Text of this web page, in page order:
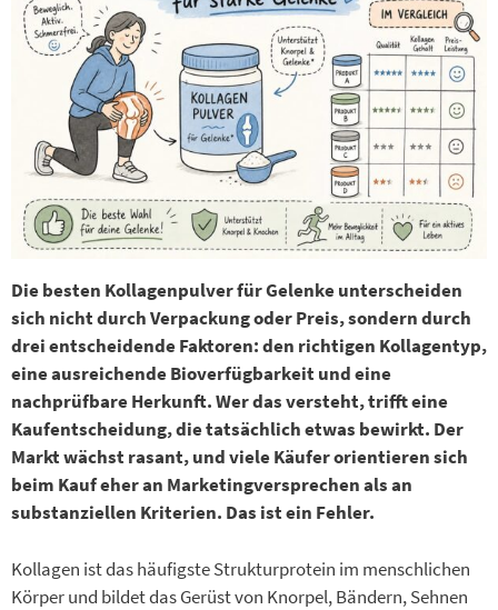
Die besten Kollagenpulver für Gelenke unterscheiden
sich nicht durch Verpackung oder Preis, sondern durch
drei entscheidende Faktoren: den richtigen Kollagentyp,
eine ausreichende Bioverfügbarkeit und eine
nachprüfbare Herkunft. Wer das versteht, trifft eine
Kaufentscheidung, die tatsächlich etwas bewirkt. Der
Markt wächst rasant, und viele Käufer orientieren sich
beim Kauf eher an Marketingversprechen als an
substanziellen Kriterien. Das ist ein Fehler.
Kollagen ist das häufigste Strukturprotein im menschlichen
Körper und bildet das Gerüst von Knorpel, Bändern, Sehnen